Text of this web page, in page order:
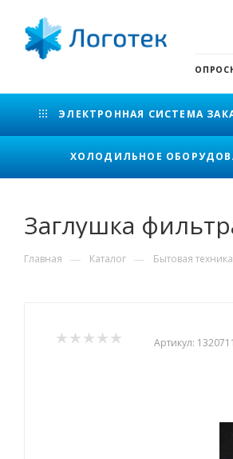
ЭЛЕКТРОННАЯ СИСТЕМА
ХОЛОДИЛЬНОЕ
Заглушка
Главная — Каталог — Бытовая техника
Артикул: